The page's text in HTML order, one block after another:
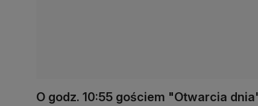
O godz. 10:55 gościem "Otwarcia